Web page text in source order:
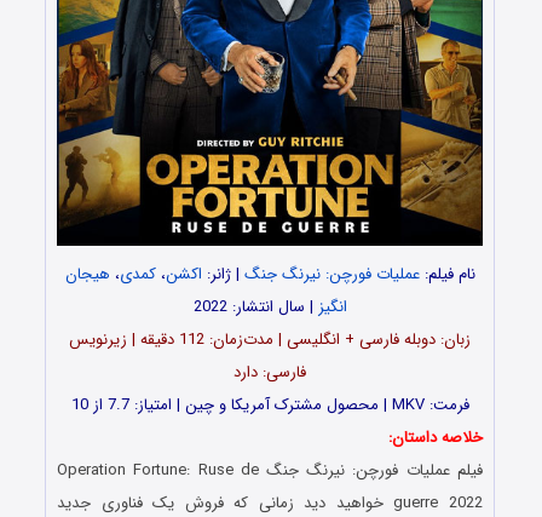
نام فیلم:عملیات فورچن: نیرنگ جنگ | ژانر: اکشن،کمدی، هیجان
انگیز | سال انتشار: 2022
زبان: دوبله فارسی + انگلیسی | مدت‌‌زمان: 112 دقیقه | زیرنویس
فارسی: دارد
فرمت: MKV | محصول مشترک آمریکا و چین | امتیاز: 7.7 از 10
خلاصه داستان:
فیلم عملیات فورچن: نیرنگ جنگ Operation Fortune: Ruse de
guerre 2022 خواهید دید زمانی که فروش یک فناوری جدید